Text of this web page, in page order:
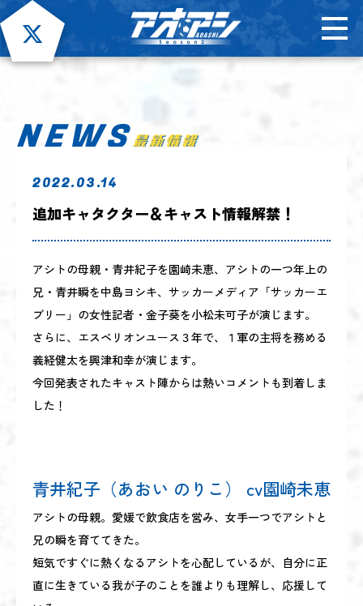
NEWS
2022.03.14
追加キャタクター＆キャスト情報解禁！
アシトの母親・青井紀子を園崎未恵、アシトの一つ年上の
兄・青井瞬を中島ヨシキ、サッカーメディア「サッカーエ
ブリー」の女性記者・金子葵を小松未可子が演じます。
さらに、エスペリオンユース３年で、１軍の主将を務める
義経健太を興津和幸が演じます。
今回発表されたキャスト陣からは熱いコメントも到着しま
した！
青井紀子（あおい のりこ） cv園崎未恵
アシトの母親。愛媛で飲食店を営み、女手一つでアシトと
兄の瞬を育ててきた。
短気ですぐに熱くなるアシトを心配しているが、自分に正
直に生きている我が子のことを誰よりも理解し、応援して